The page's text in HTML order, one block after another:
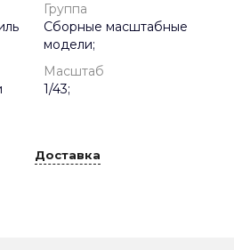
Группа
Сборные масштабные
модели;
Масштаб
1/43;
Доставка